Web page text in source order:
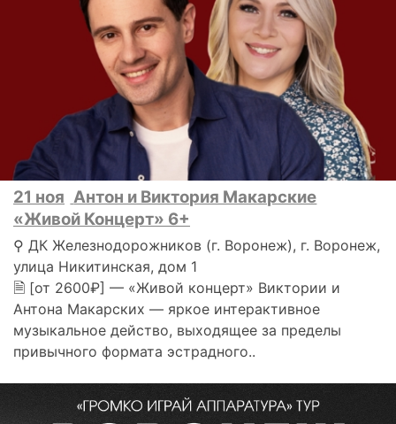
21 ноя Антон и Виктория Макарские
«Живой Концерт» 6+
⚲ ДК Железнодорожников (г. Воронеж), г. Воронеж,
улица Никитинская, дом 1
🗎 [от 2600₽] — «Живой концерт» Виктории и
Антона Макарских — яркое интерактивное
музыкальное действо, выходящее за пределы
привычного формата эстрадного..